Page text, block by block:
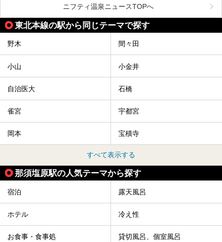
この記事では、塩原温泉の概要や魅力とともに、おすすめの
宿泊施設と観光・グルメスポット、日帰り温泉を順に紹介し
ます。
塩原温泉で、いつもの温泉旅行とは一味違う旅行体験をして
みませんか。
メインとなる天然温泉のお風呂をはじめ、リラックスエリア
やキッズエリア、カフェレストランなど、施設の隅々までチ
ェックしてきました！
ニフティ温泉ニュースTOPへ
東北本線の駅から同じテーマで探す
野木 間々田
小山 小金井
自治医大 石橋
雀宮 宇都宮
岡本 宝積寺
すべて表示する
那須塩原駅の人気テーマから探す
宿泊 露天風呂
ホテル 冷え性
お食事・食事処 貸切風呂、個室風呂